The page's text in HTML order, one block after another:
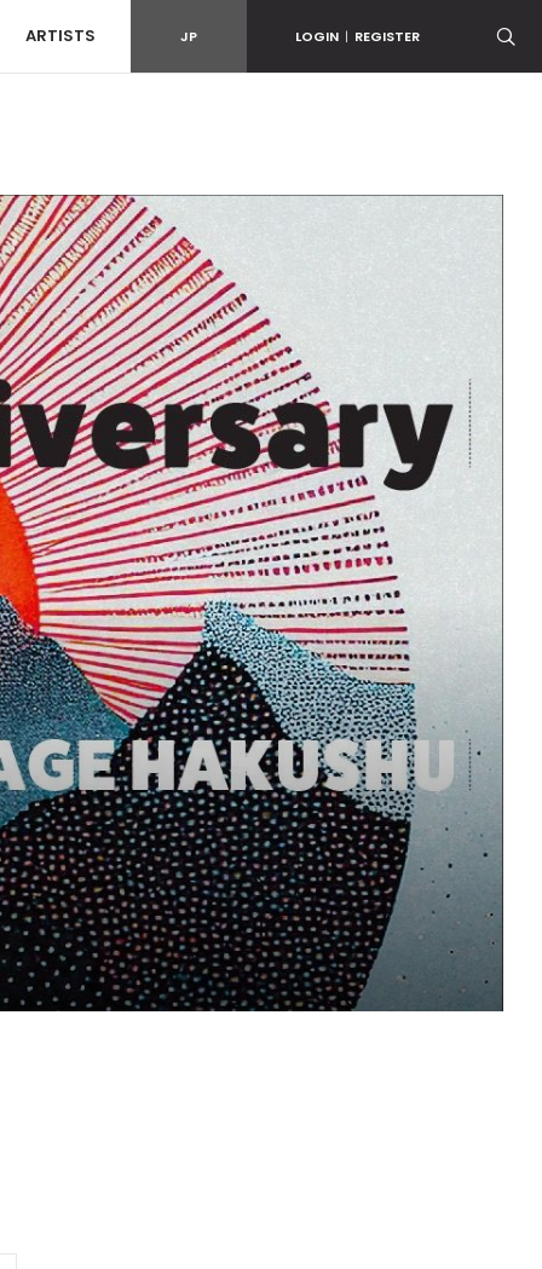
ARTISTS JP LOGIN | REGISTER